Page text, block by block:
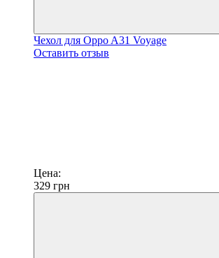
Чехол для Oppo A31 Voyage
Оставить отзыв
Цена:
329 грн